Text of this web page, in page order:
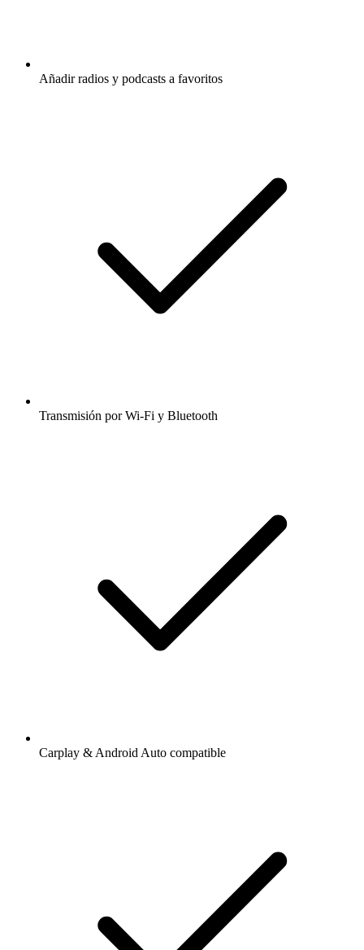
Añadir radios y podcasts a favoritos
Transmisión por Wi-Fi y Bluetooth
Carplay & Android Auto compatible